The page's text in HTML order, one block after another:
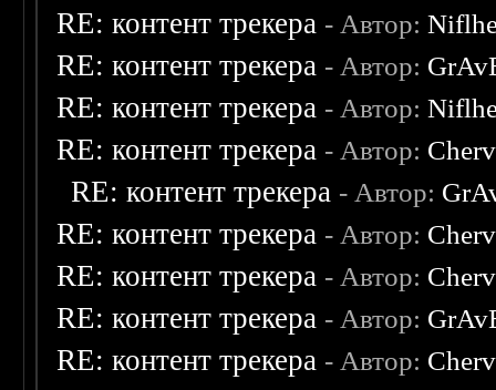
RE: контент трекера - Автор:
RE: контент трекера - Автор:
RE: контент трекера - Автор:
RE: контент трекера - Автор:
RE: контент трекера - Автор:
RE: контент трекера - Автор:
RE: контент трекера - Автор:
RE: контент трекера - Автор:
RE: контент трекера - Автор: